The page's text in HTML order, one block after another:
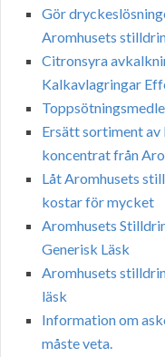
Gör
Aromhusets
Citronsyra
Kalkavlagringar
Ersätt sortiment
koncentrat från
Låt Aromhusets
kostar för mycket
Aromhusets
Generisk Läsk
Aromhusets
läsk
Information om
måste veta.